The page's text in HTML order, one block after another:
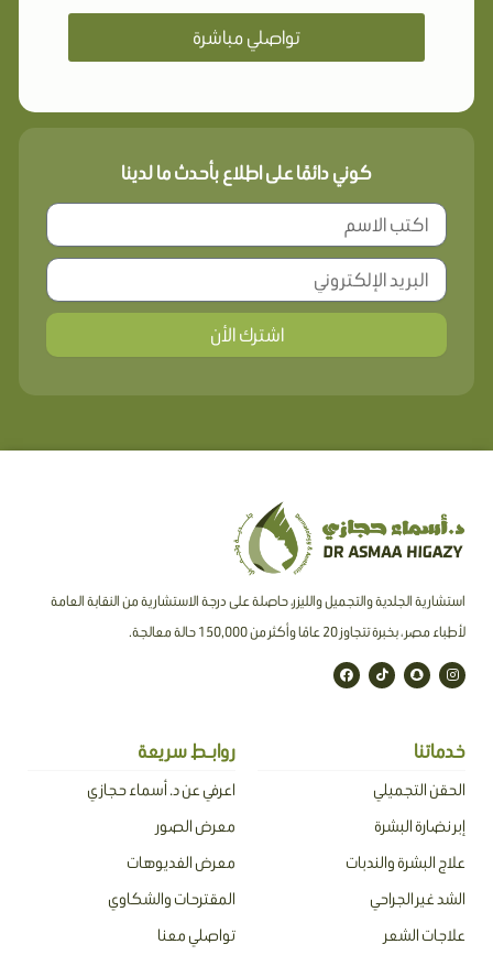
تواصلي مباشرة
كوني دائمًا على اطلاع بأحدث ما لدينا
اشترك الأن
استشارية الجلدية والتجميل والليزر، حاصلة على درجة الاستشارية من النقابة العامة
لأطباء مصر ، بخبرة تتجاوز 20 عامًا وأكثر من 150,000 حالة معالجة.
I
n
s
a
S
n
a
a
t
T
i
k
F
a
c
خدماتنا
الحقن التجميلي
إبر نضارة البشرة
علاج البشرة والندبات
الشد غير الجراحي
علاجات الشعر
روابـط سريعة
اعرفي عن د. أسماء حجازي
معرض الصور
معرض الفديوهات
المقترحات والشكاوي
تواصلي معنا